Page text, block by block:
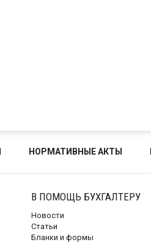
НОРМАТИВНЫЕ АКТЫ
В ПОМОЩЬ БУХГАЛТЕРУ
Новости
Статьи
Бланки и формы